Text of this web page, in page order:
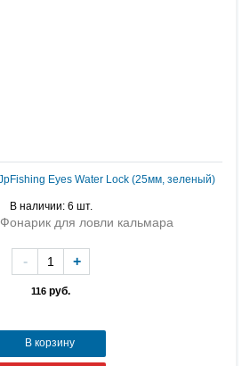
Eyes Water Lock (25мм, зеленый)
В наличии: 6 шт.
для ловли кальмара
116 руб.
- +
В корзину